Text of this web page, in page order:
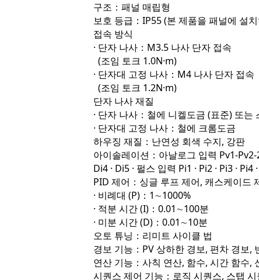
구조：패널 매립형
보호 등급：IP55 (본 제품을 패널에 설
접속 방식
· 단자 나사：M3.5 나사 단자 접속
(조임 토크 1.0N·m)
· 단자대 고정 나사：M4 나사 단자 접속
(조임 토크 1.2N·m)
단자 나사 재질
· 단자 나사：철에 니켈도금 (표준) 또는
· 단자대 고정 나사：철에 크롬도금
하우징 재질：난연성 회색 수지, 강판
아이솔레이션：아날로그 입력 Pv1-Pv2-
Di4 · Di5 · 펄스 입력 Pi1 · Pi2 · Pi3 ·
PID 제어：싱글 루프 제어, 캐스케이드
· 비례대 (P)：1∼1000%
· 적분 시간 (I)：0.01∼100분
· 미분 시간 (D)：0.01∼10분
오토 튜닝：리미트 사이클 법
경보 기능：PV 상하한 경보, 편차 경보,
연산 기능：사칙 연산, 함수, 시간 함수,
시퀀스 제어 기능：로직 시퀀스, 스탭